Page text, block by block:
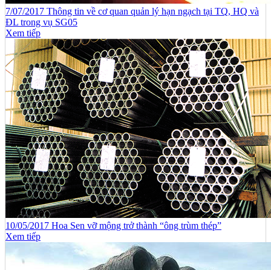
7/07/2017 Thông tin về cơ quan quản lý hạn ngạch tại TQ, HQ và
ĐL trong vụ SG05
Xem tiếp
10/05/2017 Hoa Sen vỡ mộng trở thành “ông trùm thép”
Xem tiếp